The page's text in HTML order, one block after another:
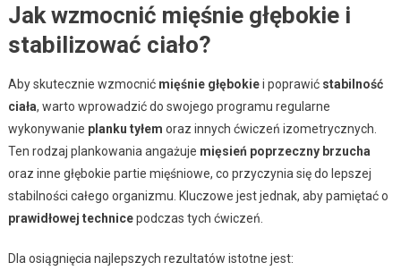
Jak wzmocnić mięśnie głębokie i
stabilizować ciało?
Aby skutecznie wzmocnić mięśnie głębokiei poprawić stabilność
ciała, warto wprowadzić do swojego programu regularne
wykonywanie planku tyłem oraz innych ćwiczeń izometrycznych.
Ten rodzaj plankowania angażuje mięsień poprzeczny brzucha
oraz inne głębokie partie mięśniowe, co przyczynia się do lepszej
stabilności całego organizmu. Kluczowe jest jednak, aby pamiętać o
prawidłowej technicepodczas tych ćwiczeń.
Dla osiągnięcia najlepszych rezultatów istotne jest: